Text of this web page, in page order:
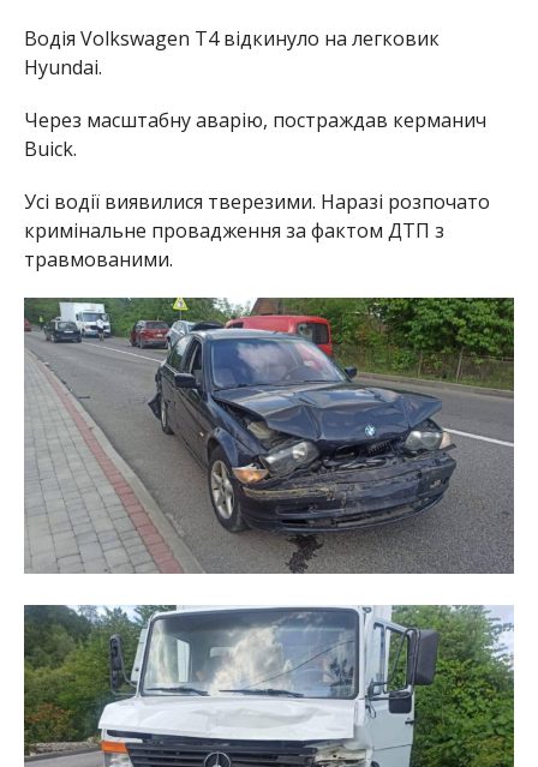
Водія Volkswagen T4 відкинуло на легковик
Hyundai.
Через масштабну аварію, постраждав керманич
Buick.
Усі водії виявилися тверезими. Наразі розпочато
кримінальне провадження за фактом ДТП з
травмованими.